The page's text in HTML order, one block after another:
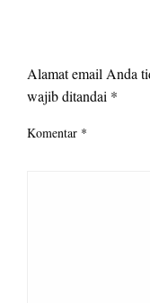
Alamat email Anda
wajib ditandai *
Komentar *